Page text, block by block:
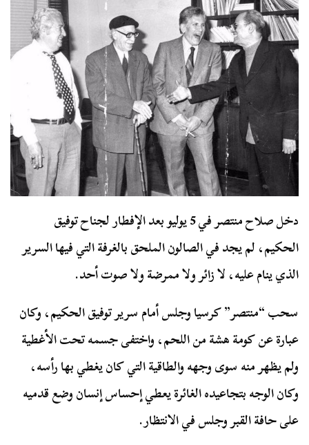
دخل صلاح منتصر في 5 يوليو بعد الإفطار لجناح توفيق
الحكيم، لم يجد في الصالون الملحق بالغرفة التي فيها السرير
الذي ينام عليه، لا زائر ولا ممرضة ولا صوت أحد.
سحب “منتصر” كرسيا وجلس أمام سرير توفيق الحكيم، وكان
عبارة عن كومة هشة من اللحم، واختفى جسمه تحت الأغطية
ولم يظهر منه سوى وجهه والطاقية التي كان يغطي بها رأسه،
وكان الوجه بتجاعيده الغائرة يعطي إحساس إنسان وضع قدميه
على حافة القبر وجلس في الانتظار.